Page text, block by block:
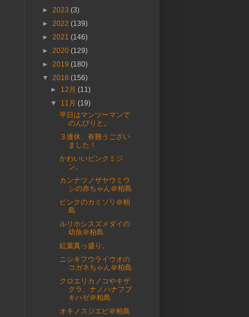
► 2023 (3)
► 2022 (139)
► 2021 (146)
► 2020 (129)
► 2019 (180)
▼ 2018 (156)
► 12月(11)
▼ 11月(19)
平日はマンツーマンで
のんびりと。
３連休、有難うござい
ました！
かわいいピンクミジ
ン。
カンナツノザヤウミウ
シの赤ちゃん＠柏島
ピンクのカミソリ＠柏
島
ルリホシスズメダイの
幼魚＠柏島
紅葉真っ盛り。
ニシキフウライウオの
コガネちゃん＠柏島
クロエリカノコやキザ
クラ、ナノハナフブ
キハゼ＠柏島
オキノスジエビ＠柏島